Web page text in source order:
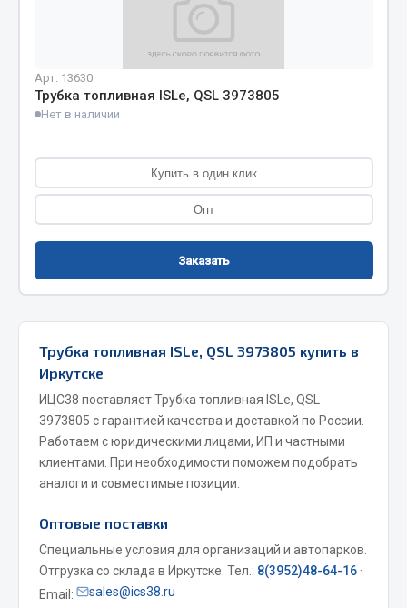
Весь раздел
Соединительные элементы
Camozzi
Адаптеры и переходники
Тройники
Угольники
Фитинги
Штуцеры
Весь раздел
Инструмент
Автомобильный инструмент
Измерительный инструмент
Крепежный инструмент
Режущий инструмент
Арт. 13630
Трубка топливная ISLe, QSL 3973805
Нет в наличии
Купить в один клик
Опт
Заказать
Трубка топливная ISLe, QSL 3973805 купить в
Иркутске
ИЦС38 поставляет Трубка топливная ISLe, QSL
3973805 с гарантией качества и доставкой по России.
Работаем с юридическими лицами, ИП и частными
клиентами. При необходимости поможем подобрать
аналоги и совместимые позиции.
Оптовые поставки
Специальные условия для организаций и автопарков.
Отгрузка со склада в Иркутске. Тел.: 8(3952)48-64-16 ·
Email:
sales@ics38.ru